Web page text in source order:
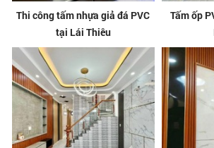
Thi công tấm nhựa giả đá PVC
tại Lái Thiêu
Tấm ốp